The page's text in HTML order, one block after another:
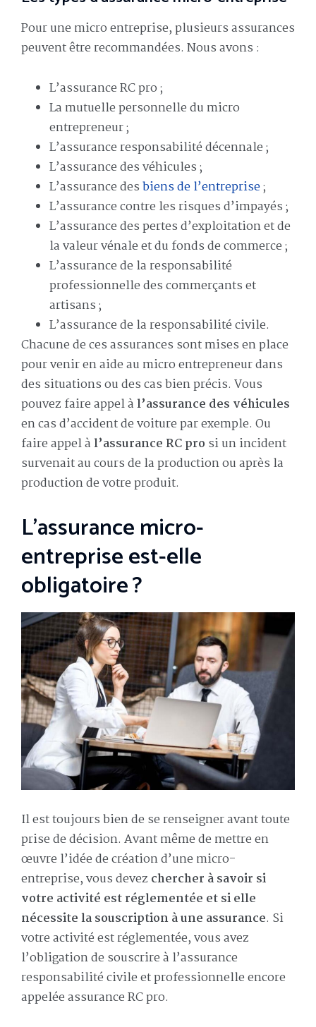
Pour une micro entreprise, plusieurs assurances
peuvent être recommandées. Nous avons :
L’assurance RC pro ;
La mutuelle personnelle du micro
entrepreneur ;
L’assurance responsabilité décennale ;
L’assurance des véhicules ;
L’assurance desbiens de l’entreprise;
L’assurance contre les risques d’impayés ;
L’assurance des pertes d’exploitation et de
la valeur vénale et du fonds de commerce ;
L’assurance de la responsabilité
professionnelle des commerçants et
artisans ;
L’assurance de la responsabilité civile.
Chacune de ces assurances sont mises en place
pour venir en aide au micro entrepreneur dans
des situations ou des cas bien précis. Vous
pouvez faire appel àl’assurance des véhicules
en cas d’accident de voiture par exemple. Ou
faire appel àl’assurance RC pro si un incident
survenait au cours de la production ou après la
production de votre produit.
L’assurance micro-
entreprise est-elle
obligatoire ?
Il est toujours bien de se renseigner avant toute
prise de décision. Avant même de mettre en
œuvre l’idée de création d’une micro-
entreprise, vous devez chercher à savoir si
votre activité est réglementée et si elle
nécessite la souscription à une assurance. Si
votre activité est réglementée, vous avez
l’obligation de souscrire à l’assurance
responsabilité civile et professionnelle encore
appelée assurance RC pro.